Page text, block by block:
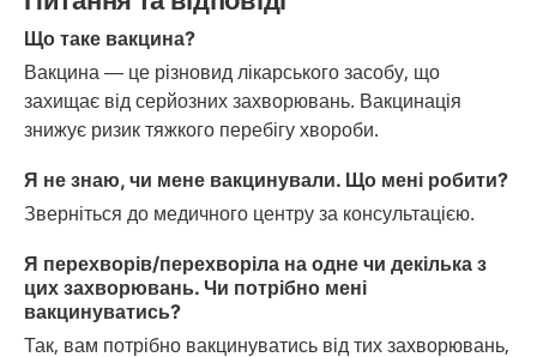
Що таке вакцина?
Вакцина — це різновид лікарського засобу, що
захищає від серйозних захворювань. Вакцинація
знижує ризик тяжкого перебігу хвороби.
Я не знаю, чи мене вакцинували. Що мені робити?
Зверніться до медичного центру за консультацією.
Я перехворів/перехворіла на одне чи декілька з
цих захворювань. Чи потрібно мені
вакцинуватись?
Так, вам потрібно вакцинуватись від тих захворювань,